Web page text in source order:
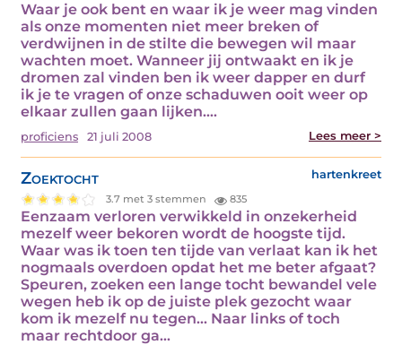
Waar je ook bent en waar ik je weer mag vinden
als onze momenten niet meer breken of
verdwijnen in de stilte die bewegen wil maar
wachten moet. Wanneer jij ontwaakt en ik je
dromen zal vinden ben ik weer dapper en durf
ik je te vragen of onze schaduwen ooit weer op
elkaar zullen gaan lijken.…
proficiens 21 juli 2008 Lees meer >
Zoektocht hartenkreet
3.7 met 3 stemmen 835
Eenzaam verloren verwikkeld in onzekerheid
mezelf weer bekoren wordt de hoogste tijd.
Waar was ik toen ten tijde van verlaat kan ik het
nogmaals overdoen opdat het me beter afgaat?
Speuren, zoeken een lange tocht bewandel vele
wegen heb ik op de juiste plek gezocht waar
kom ik mezelf nu tegen... Naar links of toch
maar rechtdoor ga…